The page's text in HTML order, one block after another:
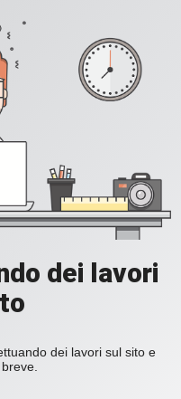
dei lavori
dei lavori sul sito e